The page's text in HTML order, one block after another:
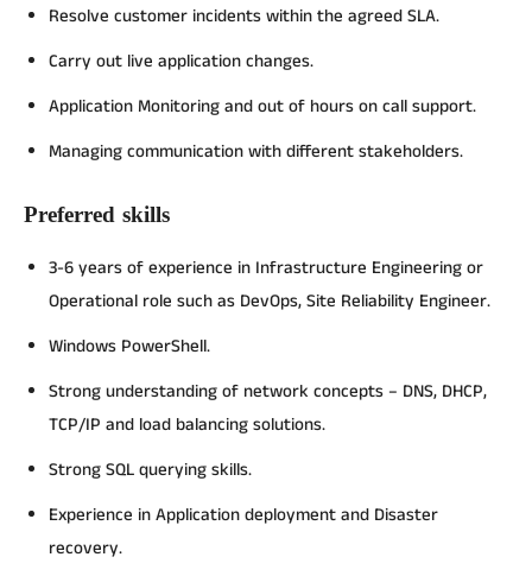
Resolve customer incidents within the agreed SLA.
Carry out live application changes.
Application Monitoring and out of hours on call support.
Managing communication with different stakeholders.
Preferred skills
3-6 years of experience in Infrastructure Engineering or
Operational role such as DevOps, Site Reliability Engineer.
Windows PowerShell.
Strong understanding of network concepts – DNS, DHCP,
TCP/IP and load balancing solutions.
Strong SQL querying skills.
Experience in Application deployment and Disaster
recovery.